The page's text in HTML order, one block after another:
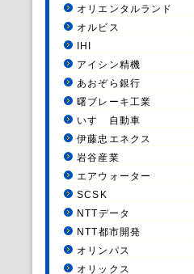
オリエンタルランド
オルビス
IHI
アイシン精機
あおぞら銀行
曙ブレーキ工業
いすゞ自動車
伊藤忠エネクス
岩谷産業
エアウォーター
SCSK
NTTデータ
NTT都市開発
オリンパス
オリックス